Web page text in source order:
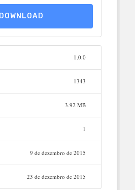
DOWNLOAD
1.0.0
1343
3.92 MB
1
9 de dezembro de 2015
23 de dezembro de 2015